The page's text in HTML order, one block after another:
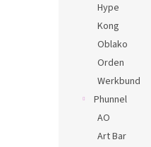
Hype
Kong
Oblako
Orden
Werkbund
Phunnel
AO
Art Bar